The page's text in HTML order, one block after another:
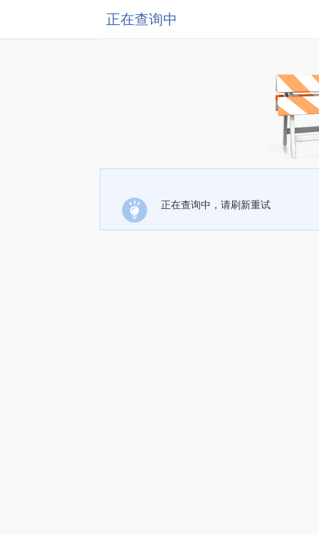
正在查询中
正在查询中，请刷新重试